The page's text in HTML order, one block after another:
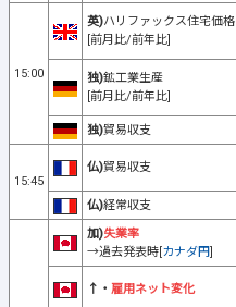
15:00
英)ハリファックス住宅価格
[前月比/前年比]
独)鉱工業生産
[前月比/前年比]
独)貿易収支
15:45
仏)貿易収支
仏)経常収支
加)失業率
→過去発表時[カナダ円]
↑・ 雇用ネット変化